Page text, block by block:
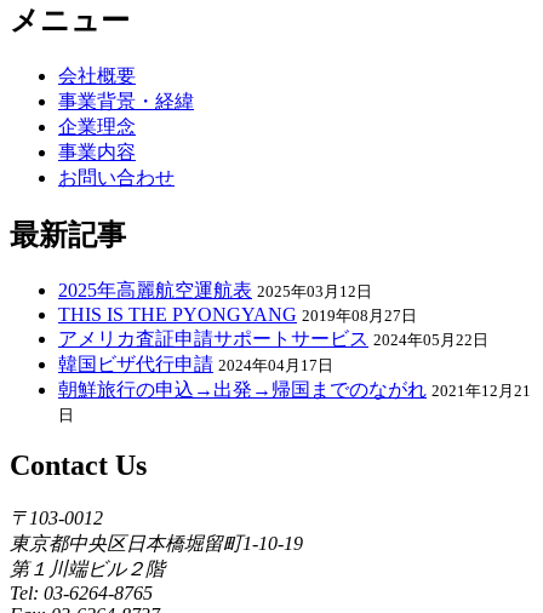
メニュー
会社概要
事業背景・経緯
企業理念
事業内容
お問い合わせ
最新記事
2025年高麗航空運航表 2025年03月12日
THIS IS THE PYONGYANG 2019年08月27日
アメリカ査証申請サポートサービス 2024年05月22日
韓国ビザ代行申請 2024年04月17日
朝鮮旅行の申込→出発→帰国までのながれ 2021年12月21
日
Contact Us
〒103-0012
東京都中央区日本橋堀留町1-10-19
第１川端ビル２階
Tel: 03-6264-8765